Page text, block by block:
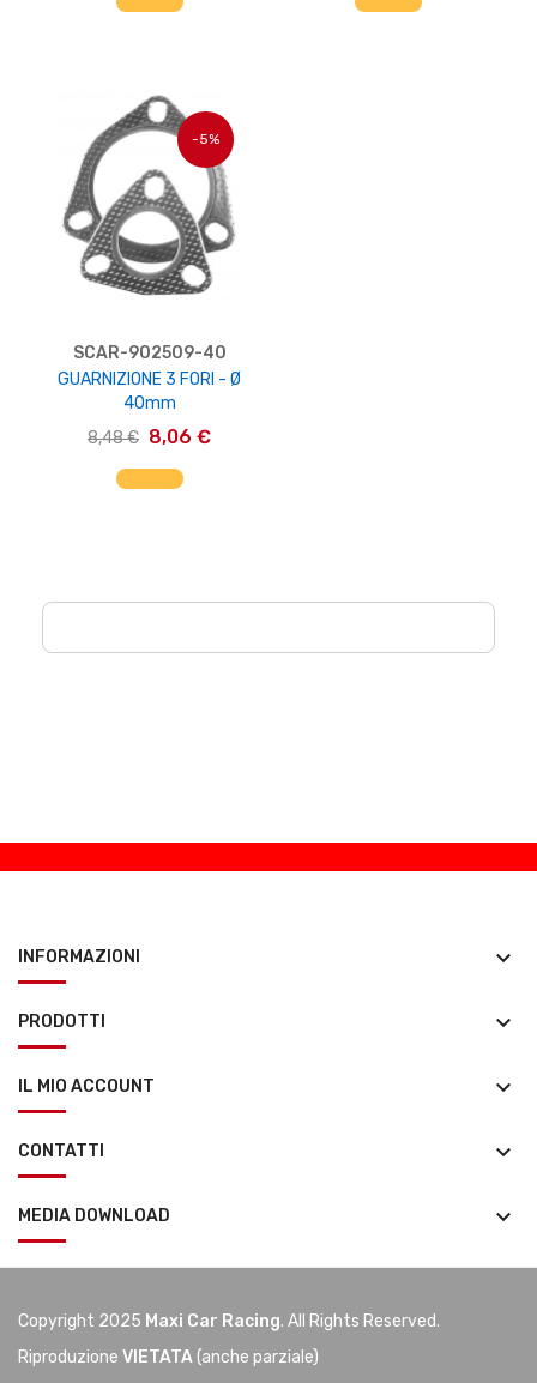
-5%
SCAR-902509-40
GUARNIZIONE 3 FORI - Ø
40mm
8,48 € 8,06 €
AGGIUNGI AL CARRELLO
INFORMAZIONI keyboard_arrow_down
PRODOTTI keyboard_arrow_down
IL MIO ACCOUNT keyboard_arrow_down
CONTATTI keyboard_arrow_down
MEDIA DOWNLOAD keyboard_arrow_down
Copyright 2025 Maxi Car Racing. All Rights Reserved.
Riproduzione VIETATA(anche parziale)